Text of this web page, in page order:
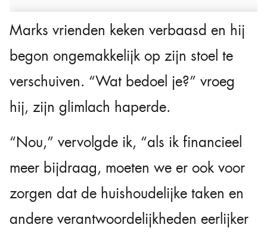
Marks vrienden keken verbaasd en hij
begon ongemakkelijk op zijn stoel te
verschuiven. “Wat bedoel je?” vroeg
hij, zijn glimlach haperde.
“Nou,” vervolgde ik, “als ik financieel
meer bijdraag, moeten we er ook voor
zorgen dat de huishoudelijke taken en
andere verantwoordelijkheden eerlijker